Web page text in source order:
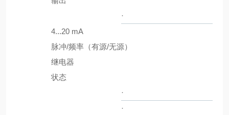
·
4...20 mA
脉冲/频率（有源/无源）
继电器
状态
·
·